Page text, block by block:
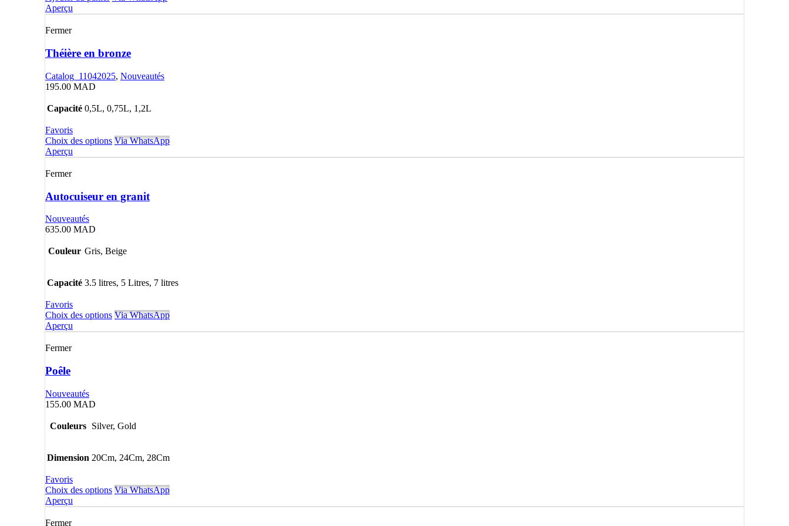
Aperçu
Fermer
Théière en bronze
Catalog_11042025, Nouveautés
195.00 MAD
Capacité 0,5L, 0,75L, 1,2L
Favoris
Choix des options Via WhatsApp
Aperçu
Fermer
Autocuiseur en granit
Nouveautés
635.00 MAD
Couleur Gris, Beige
Capacité 3.5 litres, 5 Litres, 7 litres
Favoris
Choix des options Via WhatsApp
Aperçu
Fermer
Poêle
Nouveautés
155.00 MAD
Couleurs Silver, Gold
Dimension 20Cm, 24Cm, 28Cm
Favoris
Choix des options Via WhatsApp
Aperçu
Fermer